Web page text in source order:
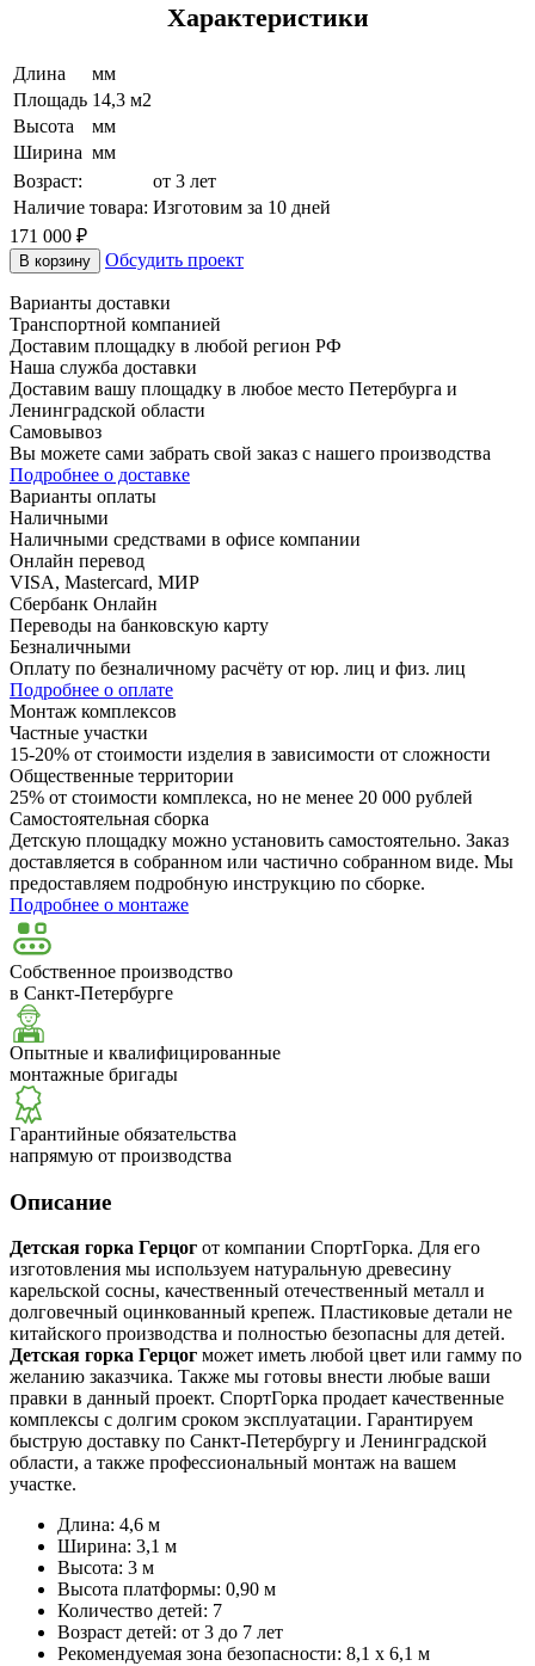
Характеристики
Длина
мм
Площадь 14,3 м2
Высота
мм
Ширина мм
Возраст:
от 3 лет
Наличие товара: Изготовим за 10 дней
171 000 ₽
В корзину Обсудить проект
Варианты доставки
Транспортной компанией
Доставим площадку в любой регион РФ
Наша служба доставки
Доставим вашу площадку в любое место Петербурга и
Ленинградской области
Самовывоз
Вы можете сами забрать свой заказ с нашего производства
Подробнее о доставке
Варианты оплаты
Наличными
Наличными средствами в офисе компании
Онлайн перевод
VISA, Mastercard, МИР
Сбербанк Онлайн
Переводы на банковскую карту
Безналичными
Оплату по безналичному расчёту от юр. лиц и физ. лиц
Подробнее о оплате
Монтаж комплексов
Частные участки
15-20% от стоимости изделия в зависимости от сложности
Общественные территории
25% от стоимости комплекса, но не менее 20 000 рублей
Самостоятельная сборка
Детскую площадку можно установить самостоятельно. Заказ
доставляется в собранном или частично собранном виде. Мы
предоставляем подробную инструкцию по сборке.
Подробнее о монтаже
Собственное производство
в Санкт-Петербурге
Опытные и квалифицированные
монтажные бригады
Гарантийные обязательства
напрямую от производства
Описание
Детская горка Герцог от компании СпортГорка. Для его
изготовления мы используем натуральную древесину
карельской сосны, качественный отечественный металл и
долговечный оцинкованный крепеж. Пластиковые детали не
китайского производства и полностью безопасны для детей.
Детская горка Герцог может иметь любой цвет или гамму по
желанию заказчика. Также мы готовы внести любые ваши
правки в данный проект. СпортГорка продает качественные
комплексы с долгим сроком эксплуатации. Гарантируем
быструю доставку по Санкт-Петербургу и Ленинградской
области, а также профессиональный монтаж на вашем
участке.
Длина: 4,6 м
Ширина: 3,1 м
Высота: 3 м
Высота платформы: 0,90 м
Количество детей: 7
Возраст детей: от 3 до 7 лет
Рекомендуемая зона безопасности: 8,1 x 6,1 м